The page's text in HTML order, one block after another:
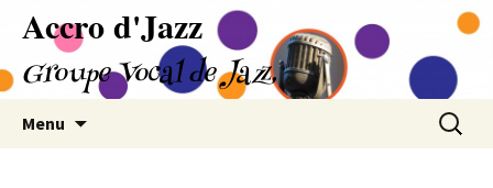
contenu
Accro d'Jazz
Groupe Vocal de Jazz
Menu